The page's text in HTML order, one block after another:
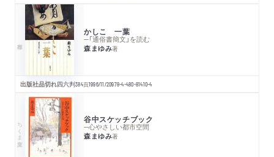
かしこ 一葉
─「通俗書簡文」を読む
森まゆみ著
出版社品切れ四六判384頁1996/11/20978-4-480-81410-4
ちくま文庫 谷中スケッチブック
─心やさしい都市空間
森まゆみ著